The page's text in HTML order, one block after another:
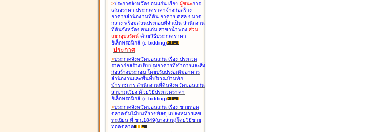
>ประกาศจังหวัดขอนแก่น เรื่อง ผู้ชนะการ
เสนอราคา ประกวดราคาจ้างก่อสร้าง
อาคารสำนักงานที่ดิน อาคาร คสล.ขนาด
กลาง พร้อมส่วนประกอบที่จำเป็น สำนักงาน
ที่ดินจังหวัดขอนแก่น สาขาน้ำพอง ส่วน
แยกอุบลรัตน์ ด้วยวิธีประกวดราคา
อิเล็กทรอนิกส์ (e-bidding)
-ประกาศ
>ประกาศจังหวัดขอนแก่น เรื่อง ประกวด
ราคาก่อสร้างปรับปรุงอาคารที่ทำการและสิ่ง
ก่อสร้างประกอบ โดยปรับปรุง่อเติมอาคาร
สำนักงานและพื้นที่บริเวณบ้านพัก
ข้าราชการ สำนักงานที่ดินจังหวัดขอนแก่น
สาขาภูเวียง ด้วยวิธีประกวดราคา
อิเล็กทรอนิกส์ (e-bidding)
>ประกาศจังหวัดขอนแก่น เรื่อง ขายทอด
ตลาดต้นไม้บนที่ราชพัสดุ แปลงหมายเลข
ทะเบียน ที่ ขก.1849(บางส่วน)โดยวิธีขาย
ทอดตลาด